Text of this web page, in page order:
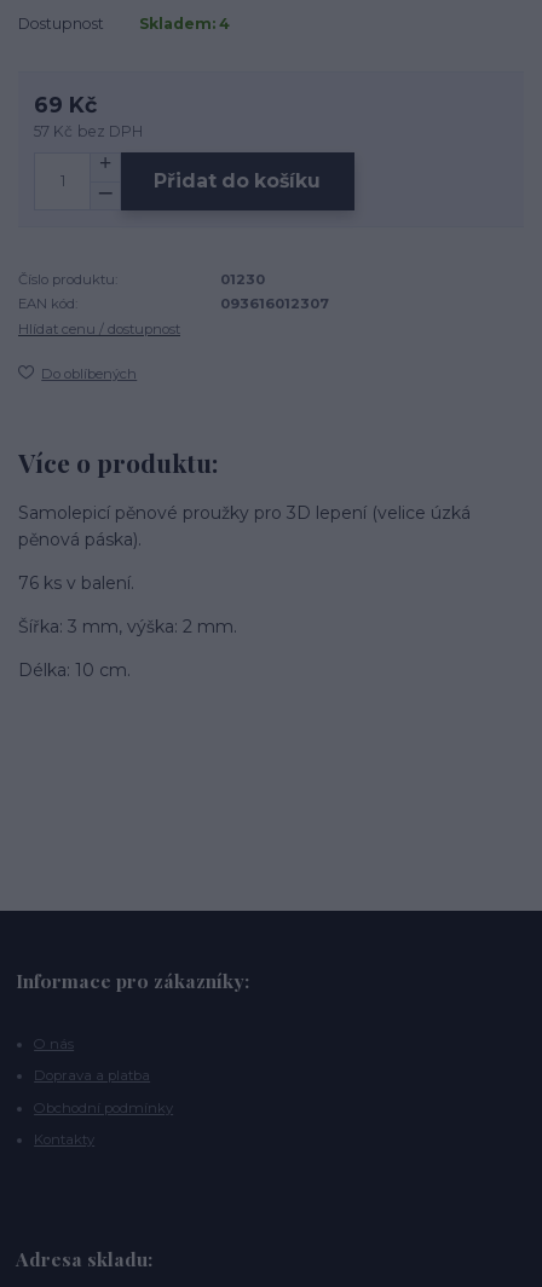
Dostupnost Skladem: 4
69 Kč
57 Kč bez DPH
Přidat do košíku
Číslo produktu:
01230
EAN kód:
093616012307
Hlídat cenu / dostupnost
Do oblíbených
Více o produktu:
Samolepicí pěnové proužky pro 3D lepení (velice úzká
pěnová páska).
76 ks v balení.
Šířka: 3 mm, výška: 2 mm.
Délka: 10 cm.
Informace pro zákazníky:
O nás
Doprava a platba
Obchodní podmínky
Kontakty
Adresa skladu: